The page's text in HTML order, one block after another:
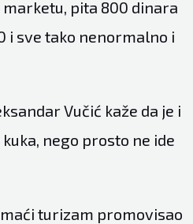
pita 800 dinara
i sve tako nenormalno i
Vučić kaže da je i
nego prosto ne ide
turizam promovisao